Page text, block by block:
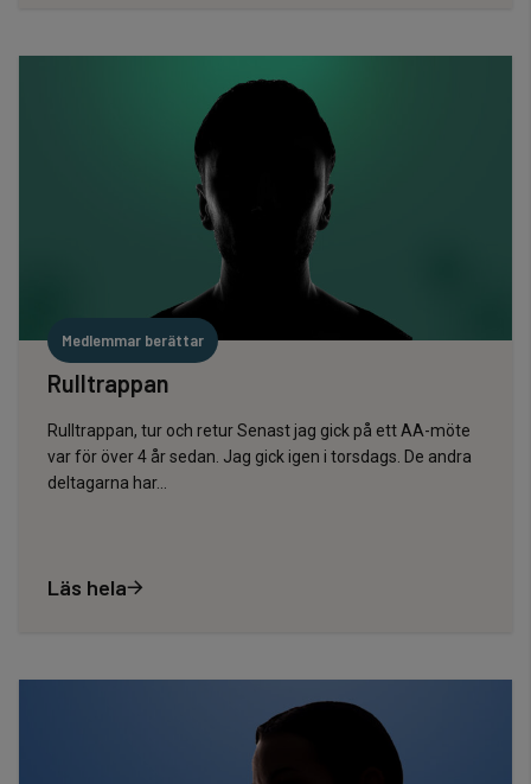
Medlemmar berättar
Rulltrappan
Rulltrappan, tur och retur Senast jag gick på ett AA-möte
var för över 4 år sedan. Jag gick igen i torsdags. De andra
deltagarna har...
Läs hela